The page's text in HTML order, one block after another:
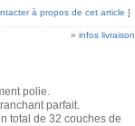
à propos de cet article ]
» infos livraison
polie.
parfait.
total de 32 couches de